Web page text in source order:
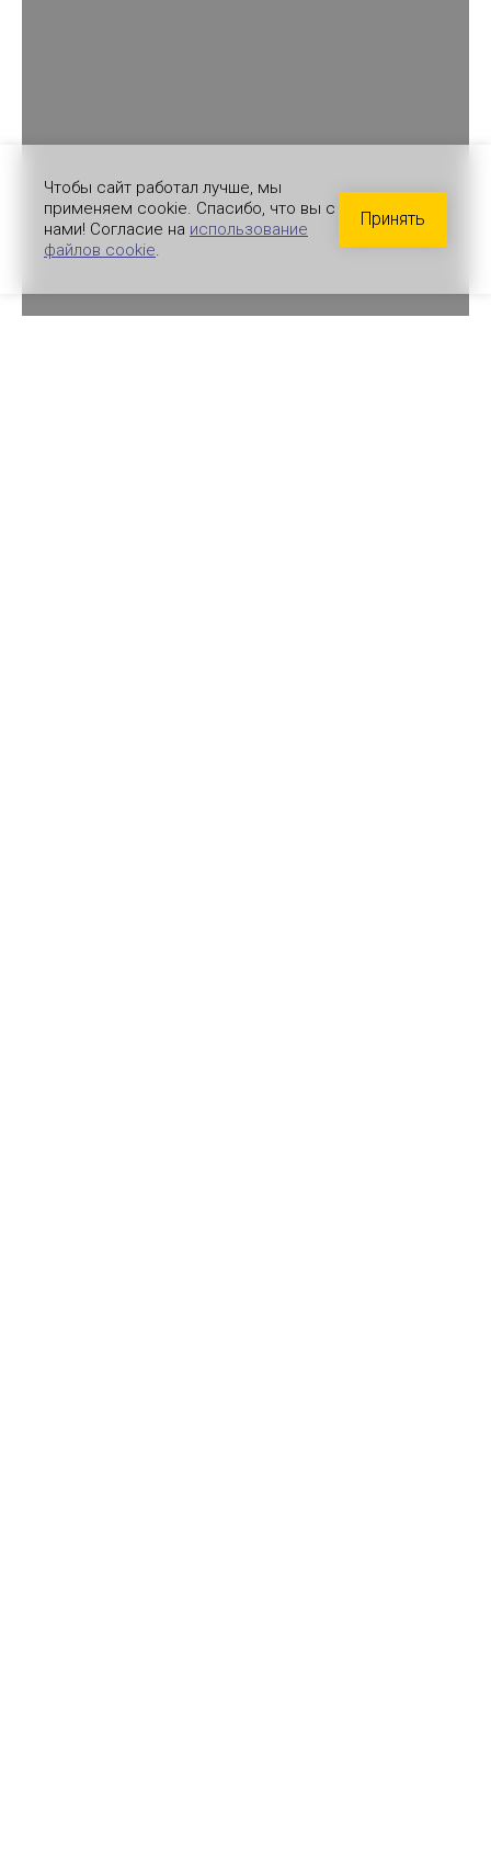
Чтобы сайт работал лучше, мы
применяем cookie. Спасибо, что вы с
нами! Согласие на использование
файлов cookie.
Принять